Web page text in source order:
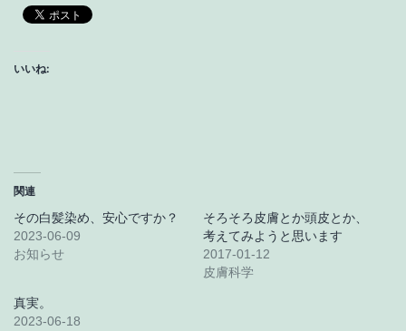
いいね:
関連
その白髪染め、安心ですか？
2023-06-09
お知らせ
そろそろ皮膚とか頭皮とか、
考えてみようと思います
2017-01-12
皮膚科学
真実。
2023-06-18